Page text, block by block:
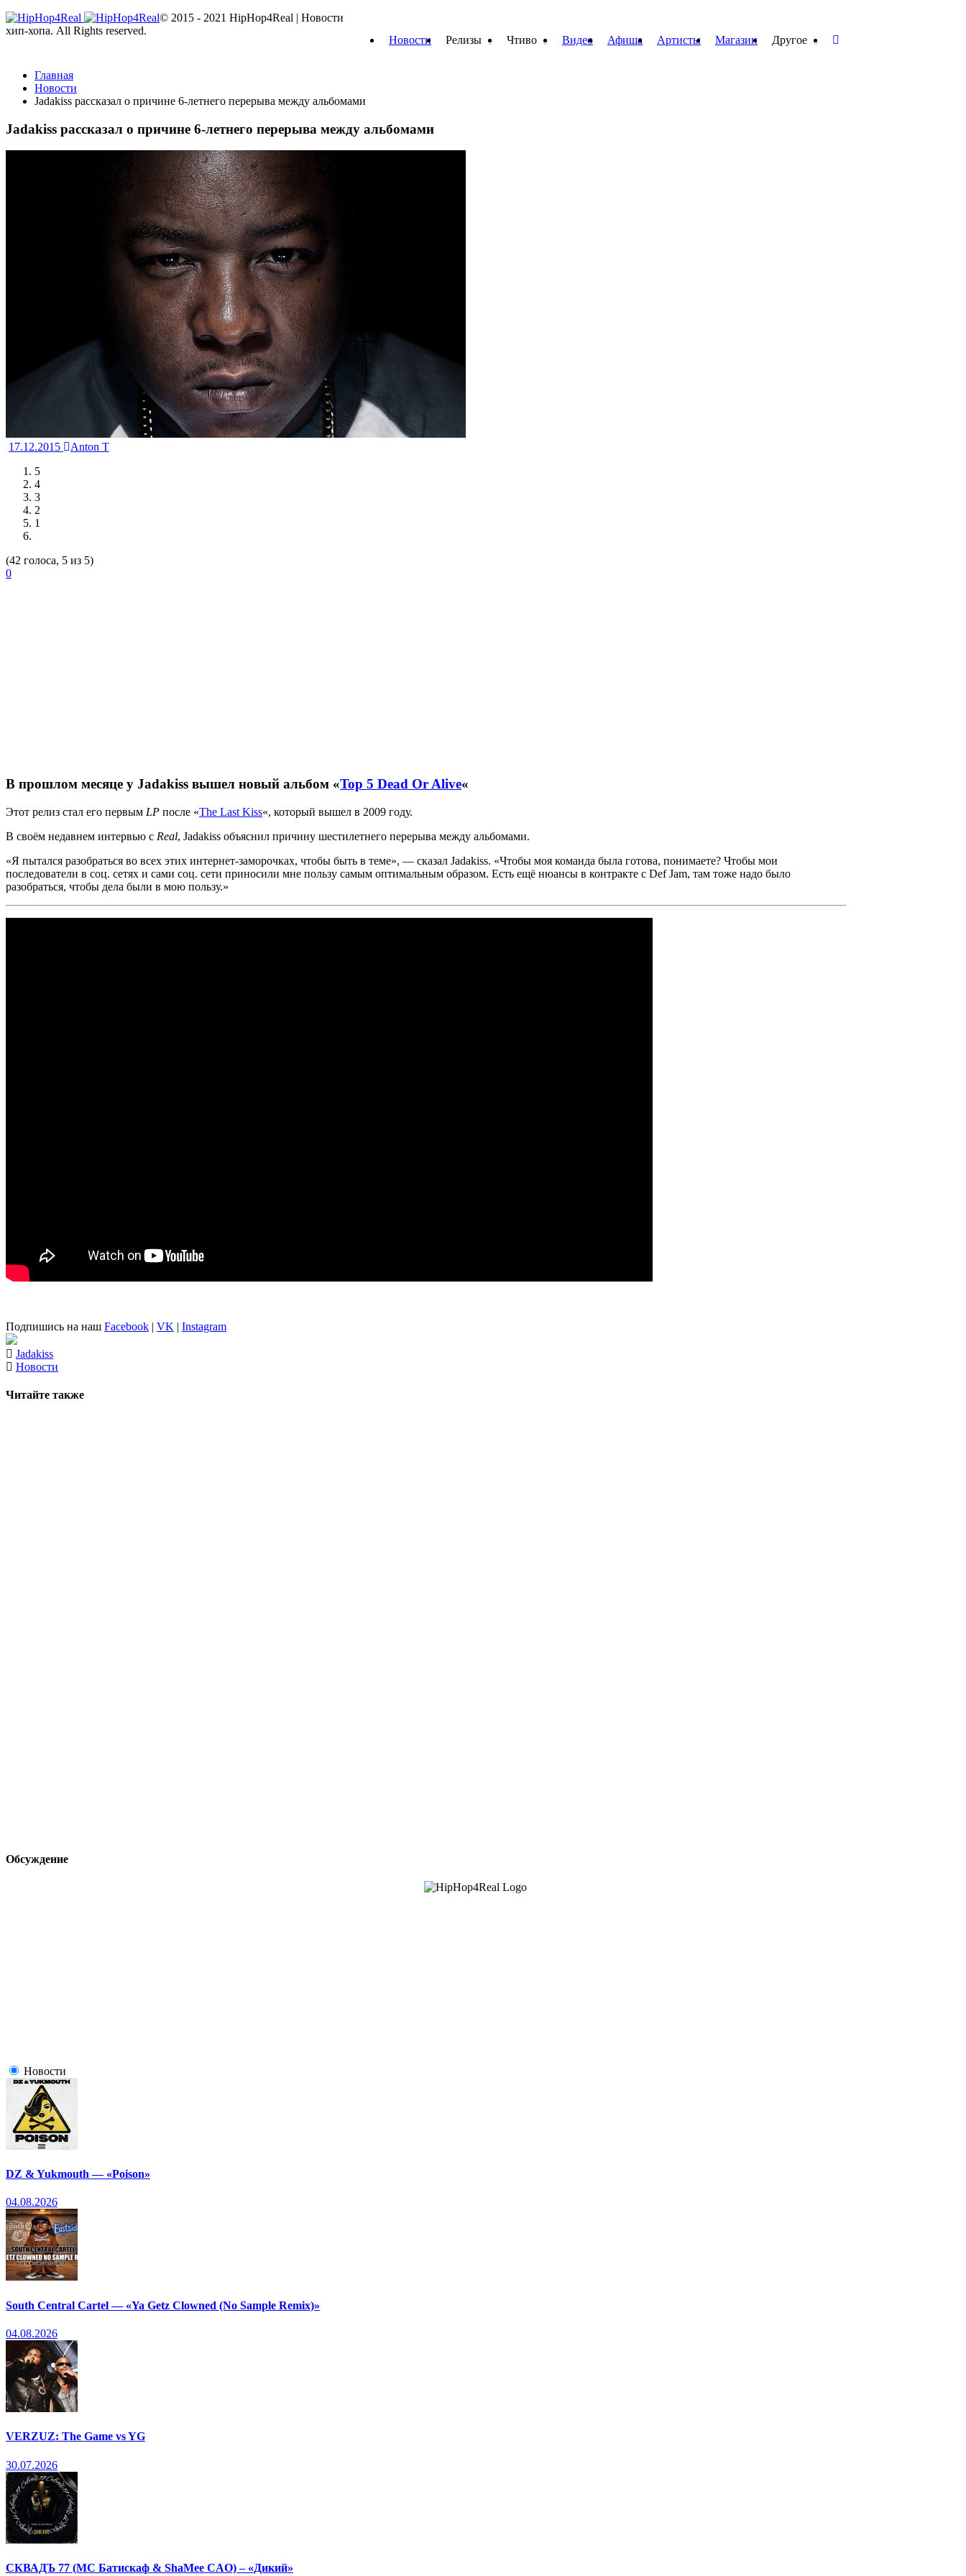
Новости Релизы Чтиво Видео Афиша Артисты Магазин Другое
Главная
Новости
Jadakiss рассказал о причине 6-летнего перерыва между альбомами
Jadakiss рассказал о причине 6-летнего перерыва между альбомами
17.12.2015
Anton T
5
4
3
2
1
(42 голоса, 5 из 5)
0
В прошлом месяце у Jadakiss вышел новый альбом «Top 5 Dead Or Alive«
Этот релиз стал его первым LP после «The Last Kiss«, который вышел в 2009 году.
В своём недавнем интервью с Real, Jadakiss объяснил причину шестилетнего перерыва между альбомами.
«Я пытался разобраться во всех этих интернет-заморочках, чтобы быть в теме», — сказал Jadakiss. «Чтобы моя команда была готова, понимаете? Чтобы мои
последователи в соц. сетях и сами соц. сети приносили мне пользу самым оптимальным образом. Есть ещё нюансы в контракте с Def Jam, там тоже надо было
разобраться, чтобы дела были в мою пользу.»
Подпишись на наш Facebook | VK | Instagram
Jadakiss
Новости
Читайте также
Обсуждение
Новости
DZ & Yukmouth — «Poison»
04.08.2026
South Central Cartel — «Ya Getz Clowned (No Sample Remix)»
04.08.2026
VERZUZ: The Game vs YG
30.07.2026
СКВАДЪ 77 (МС Батискаф & ShaMee CAO) – «Дикий»
© 2015 - 2021 HipHop4Real | Новости
хип-хопа. All Rights reserved.